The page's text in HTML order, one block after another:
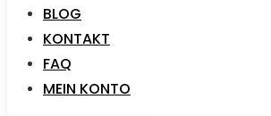
BLOG
KONTAKT
FAQ
MEIN KONTO